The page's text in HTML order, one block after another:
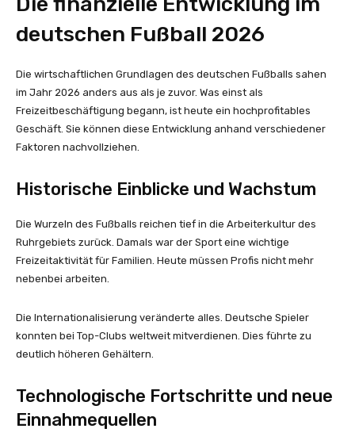
deutschen Fußball 2026
Die wirtschaftlichen Grundlagen des deutschen Fußballs sahen
im Jahr 2026 anders aus als je zuvor. Was einst als
Freizeitbeschäftigung begann, ist heute ein hochprofitables
Geschäft. Sie können diese Entwicklung anhand verschiedener
Faktoren nachvollziehen.
Historische Einblicke und Wachstum
Die Wurzeln des Fußballs reichen tief in die Arbeiterkultur des
Ruhrgebiets zurück. Damals war der Sport eine wichtige
Freizeitaktivität für Familien. Heute müssen Profis nicht mehr
nebenbei arbeiten.
Die Internationalisierung veränderte alles. Deutsche Spieler
konnten bei Top-Clubs weltweit mitverdienen. Dies führte zu
deutlich höheren Gehältern.
Technologische Fortschritte und neue
Einnahmequellen